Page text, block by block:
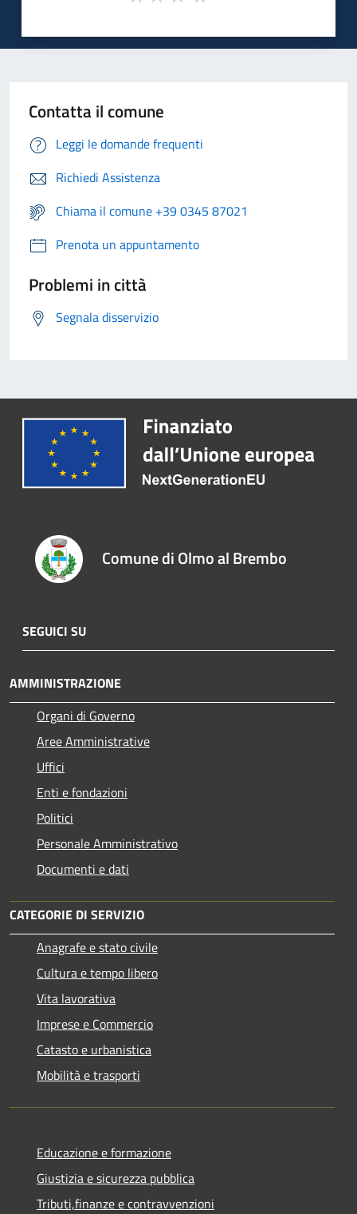
Contatta il comune
Leggi le domande frequenti
Richiedi Assistenza
Chiama il comune +39 0345 87021
Prenota un appuntamento
Problemi in città
Segnala disservizio
Comune di Olmo al Brembo
SEGUICI SU
AMMINISTRAZIONE
Organi di Governo
Aree Amministrative
Uffici
Enti e fondazioni
Politici
Personale Amministrativo
Documenti e dati
CATEGORIE DI SERVIZIO
Anagrafe e stato civile
Cultura e tempo libero
Vita lavorativa
Imprese e Commercio
Catasto e urbanistica
Mobilità e trasporti
Educazione e formazione
Giustizia e sicurezza pubblica
Tributi,finanze e contravvenzioni